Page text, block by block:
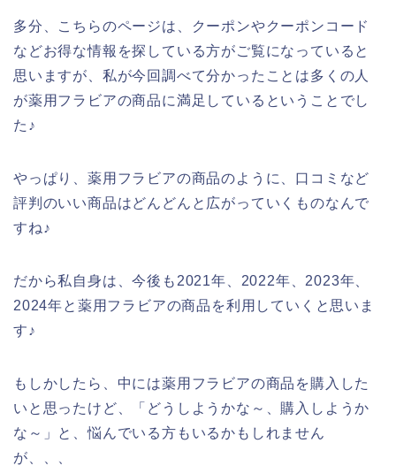
多分、こちらのページは、クーポンやクーポンコード
などお得な情報を探している方がご覧になっていると
思いますが、私が今回調べて分かったことは多くの人
が薬用フラビアの商品に満足しているということでし
た♪
やっぱり、薬用フラビアの商品のように、口コミなど
評判のいい商品はどんどんと広がっていくものなんで
すね♪
だから私自身は、今後も2021年、2022年、2023年、
2024年と薬用フラビアの商品を利用していくと思いま
す♪
もしかしたら、中には薬用フラビアの商品を購入した
いと思ったけど、「どうしようかな～、購入しようか
な～」と、悩んでいる方もいるかもしれません
が、、、